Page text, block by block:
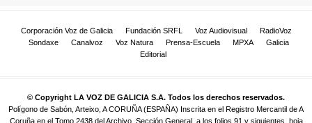
Corporación Voz de Galicia Fundación SRFL Voz Audiovisual
RadioVoz
Sondaxe
Canalvoz Voz Natura Prensa-Escuela MPXA
Galicia
Editorial
© Copyright LA VOZ DE GALICIA S.A. Todos los derechos reservados.
Polígono de Sabón, Arteixo, A CORUÑA (ESPAÑA) Inscrita en el Registro Mercantil de A
Coruña en el Tomo 2438 del Archivo, Sección General, a los folios 91 y siguientes, hoja